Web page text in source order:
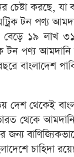
চেষ্টা করছে, যা
টন পণ্য
১৯ লাখ
পণ্য আমদানি
বাংলাদেশ
দেশ থেকেই
থেকে আমদানি
জন্য
চাহিদা